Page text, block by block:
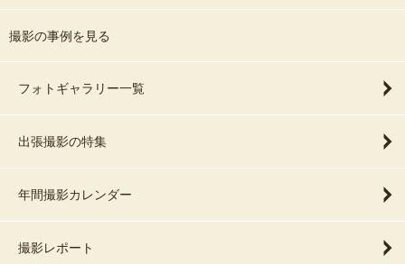
撮影の事例を見る
フォトギャラリー一覧
出張撮影の特集
年間撮影カレンダー
撮影レポート